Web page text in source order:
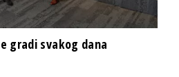
gradi svakog dana